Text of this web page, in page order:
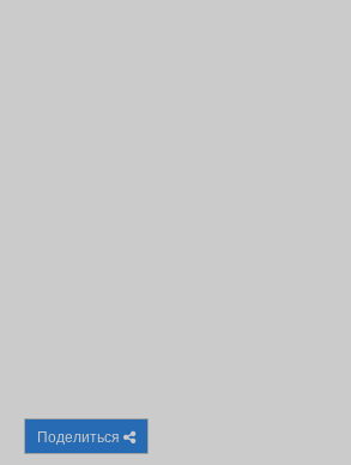
Поделиться